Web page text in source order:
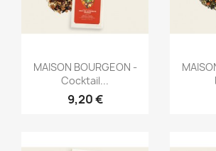
Aperçu rapide
MAISON BOURGEON -
Cocktail...
9,20 €
